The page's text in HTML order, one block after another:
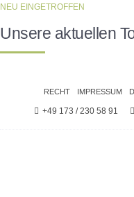
NEU EINGETROFFEN
Unsere aktuellen
RECHT IMPRESSUM
+49 173 / 230 58 91